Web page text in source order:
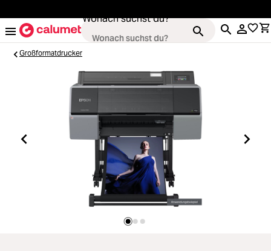
Wonach suchst du?
Kameras
Loading...Objektive
Video & Drohnen
Stative & Gimbals
Großformatdrucker